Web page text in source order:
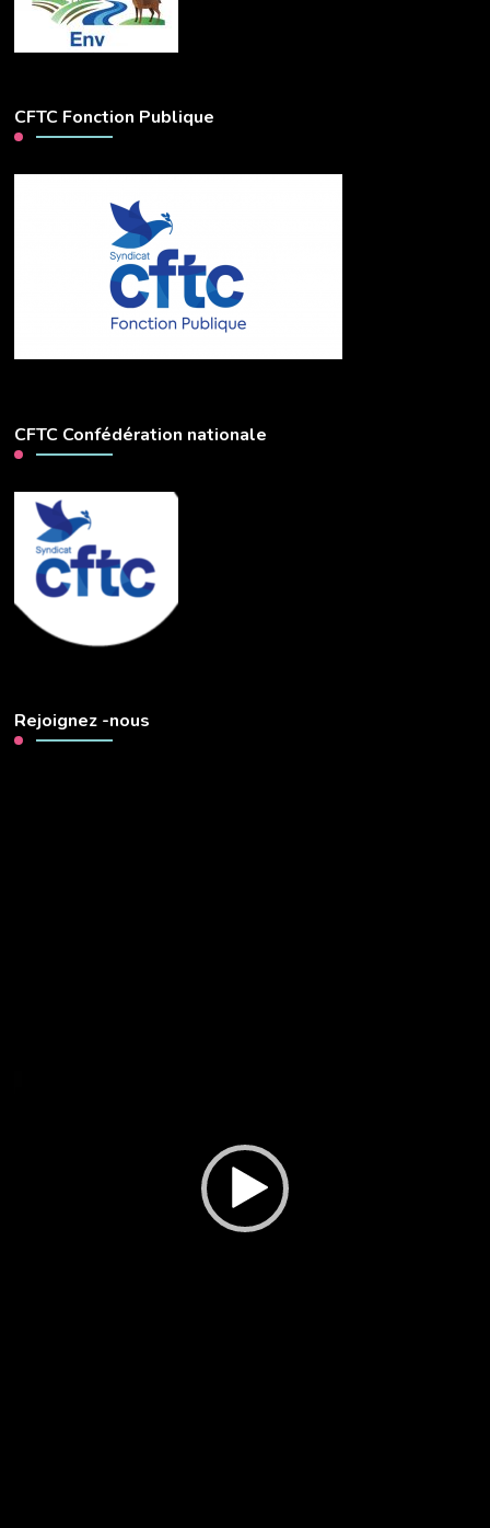
CFTC Fonction Publique
CFTC Confédération nationale
Rejoignez -nous